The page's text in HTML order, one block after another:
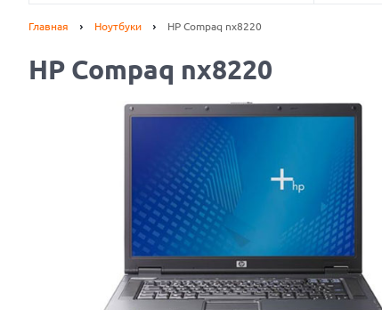
Главная Ноутбуки HP Compaq nx8220
HP Compaq nx8220